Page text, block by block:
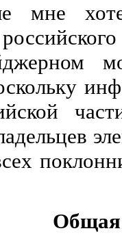
мне